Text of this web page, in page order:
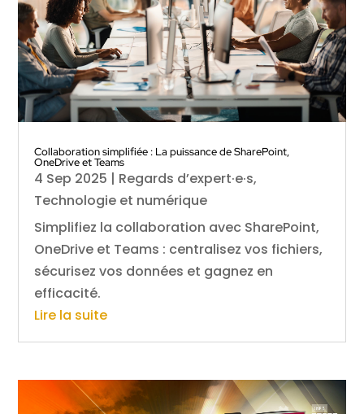
Collaboration simplifiée : La puissance de SharePoint,
OneDrive et Teams
4 Sep 2025 | Regards d’expert·e·s,
Technologie et numérique
Simplifiez la collaboration avec SharePoint,
OneDrive et Teams : centralisez vos fichiers,
sécurisez vos données et gagnez en
efficacité.
Lire la suite